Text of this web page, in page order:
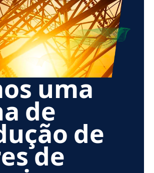
uma
de
de
de